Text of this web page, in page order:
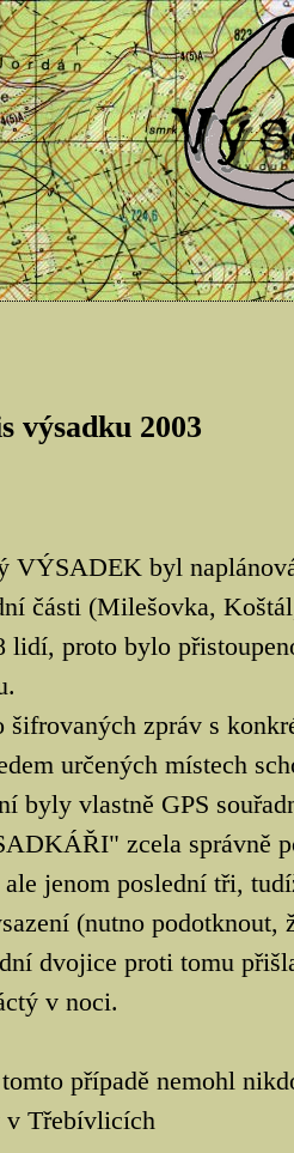
výsadku 2003
VÝSADEK byl
části (Milešovka,
lidí, proto bylo
šifrovaných zpráv s
určených místech
byly vlastně GPS
zcela správně
jenom poslední tři,
(nutno
dvojice proti tomu
v noci.
případě nemohl
v Třebívlicích